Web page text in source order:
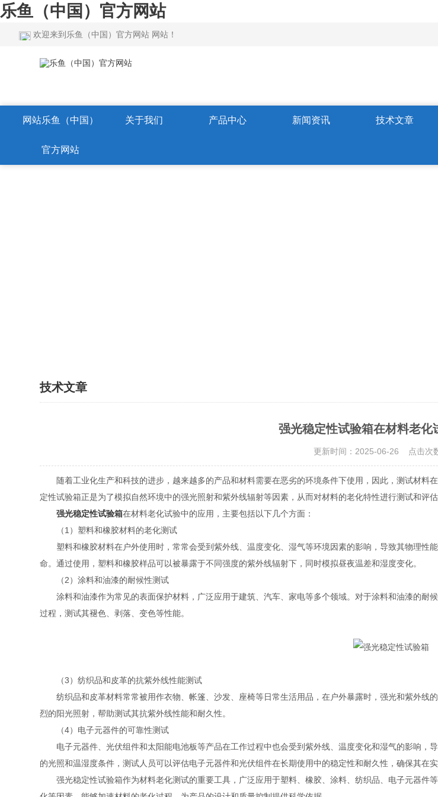
乐鱼（中国）官方网站
欢迎来到乐鱼（中国）官方网站 网站！
网站乐鱼（中国）
官方网站
关于我们 产品中心 新闻资讯 技术文章
技术文章
强光稳定性试验箱在材料老化
更新时间：2025-06-26 点击次
随着工业化生产和科技的进步，越来越多的产品和材料需要在恶劣的环境条件下使用，因此，测试材料
定性试验箱正是为了模拟自然环境中的强光照射和紫外线辐射等因素，从而对材料的老化特性进行测试和评估
强光稳定性试验箱在材料老化试验中的应用，主要包括以下几个方面：
（1）塑料和橡胶材料的老化测试
塑料和橡胶材料在户外使用时，常常会受到紫外线、温度变化、湿气等环境因素的影响，导致其物理性
命。通过使用，塑料和橡胶样品可以被暴露于不同强度的紫外线辐射下，同时模拟昼夜温差和湿度变化。
（2）涂料和油漆的耐候性测试
涂料和油漆作为常见的表面保护材料，广泛应用于建筑、汽车、家电等多个领域。对于涂料和油漆的耐
过程，测试其褪色、剥落、变色等性能。
（3）纺织品和皮革的抗紫外线性能测试
纺织品和皮革材料常常被用作衣物、帐篷、沙发、座椅等日常生活用品，在户外暴露时，强光和紫外线
烈的阳光照射，帮助测试其抗紫外线性能和耐久性。
（4）电子元器件的可靠性测试
电子元器件、光伏组件和太阳能电池板等产品在工作过程中也会受到紫外线、温度变化和湿气的影响，
的光照和温湿度条件，测试人员可以评估电子元器件和光伏组件在长期使用中的稳定性和耐久性，确保其在实
强光稳定性试验箱作为材料老化测试的重要工具，广泛应用于塑料、橡胶、涂料、纺织品、电子元器件